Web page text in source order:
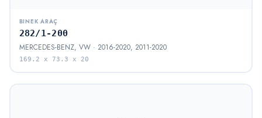
BINEK ARAÇ
282/1-200
MERCEDES-BENZ, VW · 2016-2020, 2011-2020
169.2 x 73.3 x 20